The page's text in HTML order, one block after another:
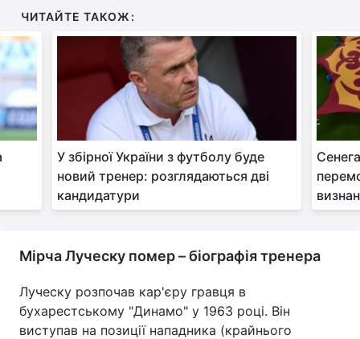
ЧИТАЙТЕ ТАКОЖ:
У збірної України з футболу буде
новий тренер: розглядаються дві
кандидатури
Мірча Луческу помер – біографія тренера
Луческу розпочав кар'єру гравця в
бухарестському "Динамо" у 1963 році. Він
виступав на позиції нападника (крайнього